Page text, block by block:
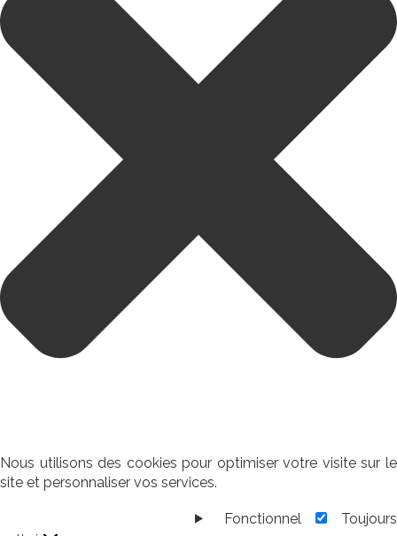
Nous utilisons des cookies pour optimiser votre visite sur le
site et personnaliser vos services.
Fonctionnel
Toujours